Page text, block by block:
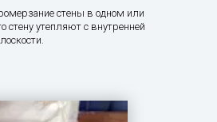
стены в одном или
стену утепляют с внутренней